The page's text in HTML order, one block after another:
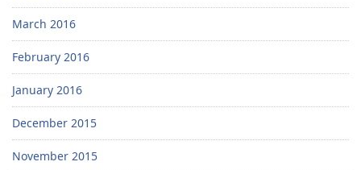
March 2016
February 2016
January 2016
December 2015
November 2015